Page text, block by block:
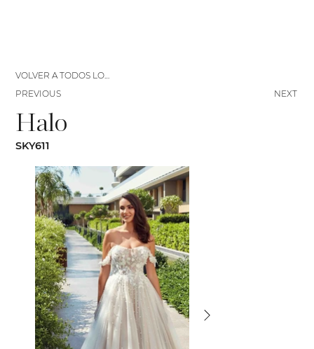
Halo
SKY611
NEXT
VOLVER A TODOS LOS VESTIDOS
PREVIOUS